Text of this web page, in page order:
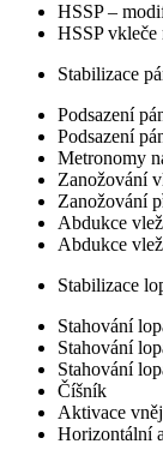
HSSP –
HSSP vkleče
Stabilizace
Podsazení
Podsazení
Metronomy
Zanožování
Zanožování
Abdukce
Abdukce
Stabilizace
Stahování
Stahování
Stahování
Číšník
Aktivace
Horizontální